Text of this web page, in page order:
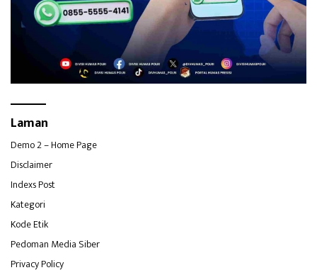
Laman
Demo 2 – Home Page
Disclaimer
Indexs Post
Kategori
Kode Etik
Pedoman Media Siber
Privacy Policy